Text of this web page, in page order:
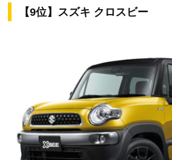
【9位】スズキ クロスビー